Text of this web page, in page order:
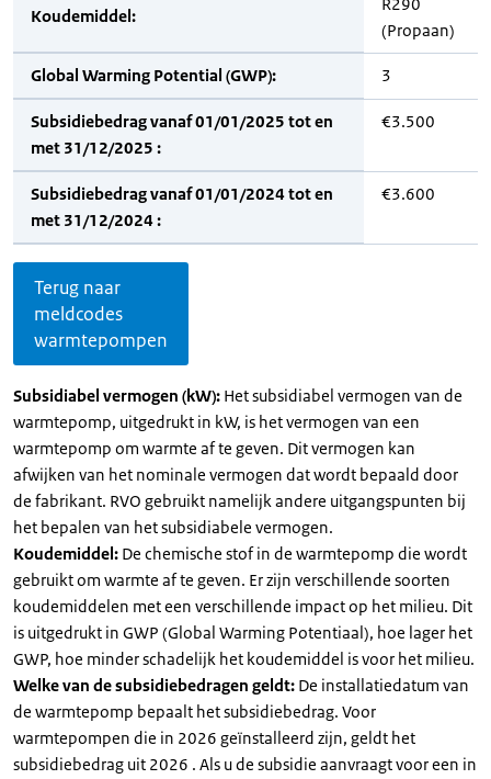
Koudemiddel:
(Propaan)
Global Warming Potential (GWP): 3
Subsidiebedrag vanaf 01/01/2025 tot en
met 31/12/2025 :
€3.500
Subsidiebedrag vanaf 01/01/2024 tot en
met 31/12/2024 :
€3.600
Terug naar
meldcodes
warmtepompen
Subsidiabel vermogen (kW): Het subsidiabel vermogen van de
warmtepomp, uitgedrukt in kW, is het vermogen van een
warmtepomp om warmte af te geven. Dit vermogen kan
afwijken van het nominale vermogen dat wordt bepaald door
de fabrikant. RVO gebruikt namelijk andere uitgangspunten bij
het bepalen van het subsidiabele vermogen.
Koudemiddel: De chemische stof in de warmtepomp die wordt
gebruikt om warmte af te geven. Er zijn verschillende soorten
koudemiddelen met een verschillende impact op het milieu. Dit
is uitgedrukt in GWP (Global Warming Potentiaal), hoe lager het
GWP, hoe minder schadelijk het koudemiddel is voor het milieu.
Welke van de subsidiebedragen geldt: De installatiedatum van
de warmtepomp bepaalt het subsidiebedrag. Voor
warmtepompen die in 2026 geïnstalleerd zijn, geldt het
subsidiebedrag uit 2026 . Als u de subsidie aanvraagt voor een in